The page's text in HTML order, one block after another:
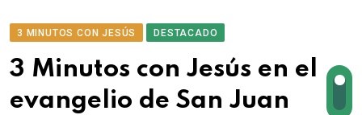
3 MINUTOS CON JESÚS DESTACADO
3 Minutos con Jesús en el
evangelio de San Juan